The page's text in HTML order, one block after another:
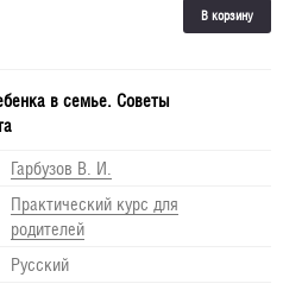
В корзину
в семье. Советы
Гарбузов В. И.
Практический курс для
родителей
Русский